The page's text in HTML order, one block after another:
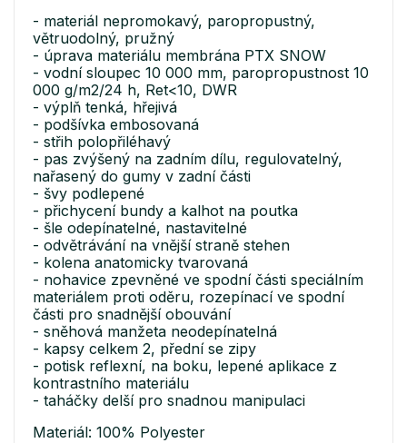
- materiál nepromokavý, paropropustný,
větruodolný, pružný
- úprava materiálu membrána PTX SNOW
- vodní sloupec 10 000 mm, paropropustnost 10
000 g/m2/24 h, Ret<10, DWR
- výplň tenká, hřejivá
- podšívka embosovaná
- střih polopřiléhavý
- pas zvýšený na zadním dílu, regulovatelný,
nařasený do gumy v zadní části
- švy podlepené
- přichycení bundy a kalhot na poutka
- šle odepínatelné, nastavitelné
- odvětrávání na vnější straně stehen
- kolena anatomicky tvarovaná
- nohavice zpevněné ve spodní části speciálním
materiálem proti oděru, rozepínací ve spodní
části pro snadnější obouvání
- sněhová manžeta neodepínatelná
- kapsy celkem 2, přední se zipy
- potisk reflexní, na boku, lepené aplikace z
kontrastního materiálu
- taháčky delší pro snadnou manipulaci
Materiál: 100% Polyester